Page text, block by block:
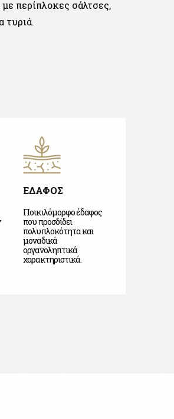
περίπλοκες σάλτσες,
τυριά.
ΕΔΑΦΟΣ
Ποικιλόμορφο έδαφος
που προσδίδει
πολυπλοκότητα και
μοναδικά
οργανοληπτικά
χαρακτηριστικά.